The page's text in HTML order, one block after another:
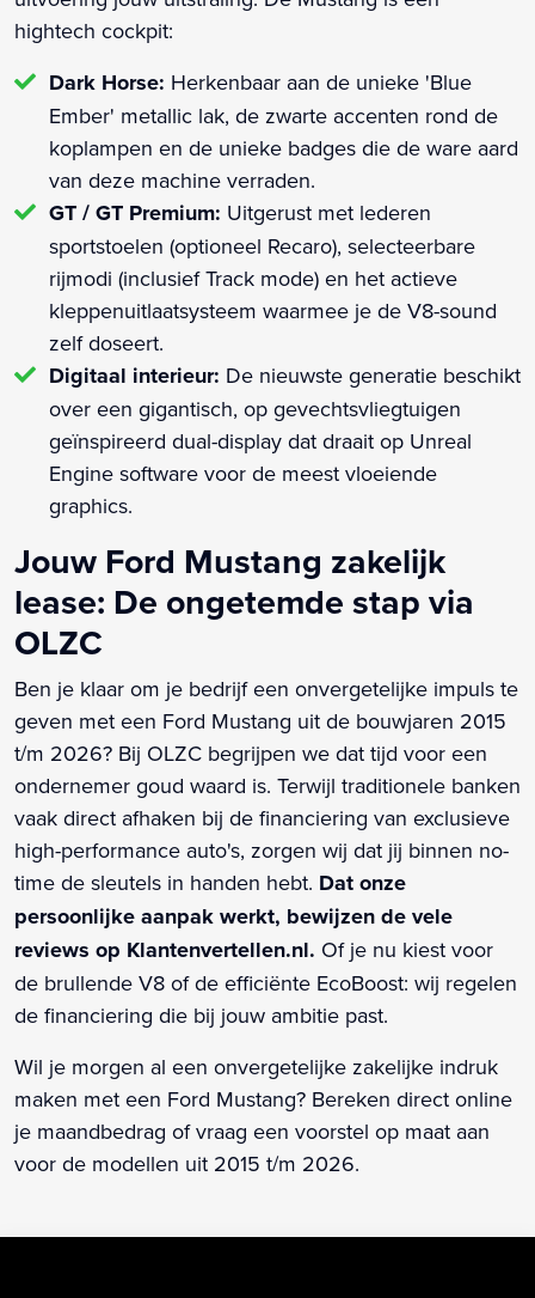
hightech cockpit:
Dark Horse: Herkenbaar aan de unieke 'Blue
Ember' metallic lak, de zwarte accenten rond de
koplampen en de unieke badges die de ware aard
van deze machine verraden.
GT / GT Premium: Uitgerust met lederen
sportstoelen (optioneel Recaro), selecteerbare
rijmodi (inclusief Track mode) en het actieve
kleppenuitlaatsysteem waarmee je de V8-sound
zelf doseert.
Digitaal interieur: De nieuwste generatie beschikt
over een gigantisch, op gevechtsvliegtuigen
geïnspireerd dual-display dat draait op Unreal
Engine software voor de meest vloeiende
graphics.
Jouw Ford Mustang zakelijk
lease: De ongetemde stap via
OLZC
Ben je klaar om je bedrijf een onvergetelijke impuls te
geven met een Ford Mustang uit de bouwjaren 2015
t/m 2026? Bij OLZC begrijpen we dat tijd voor een
ondernemer goud waard is. Terwijl traditionele banken
vaak direct afhaken bij de financiering van exclusieve
high-performance auto's, zorgen wij dat jij binnen no-
time de sleutels in handen hebt. Dat onze
persoonlijke aanpak werkt, bewijzen de vele
reviews op Klantenvertellen.nl. Of je nu kiest voor
de brullende V8 of de efficiënte EcoBoost: wij regelen
de financiering die bij jouw ambitie past.
Wil je morgen al een onvergetelijke zakelijke indruk
maken met een Ford Mustang? Bereken direct online
je maandbedrag of vraag een voorstel op maat aan
voor de modellen uit 2015 t/m 2026.